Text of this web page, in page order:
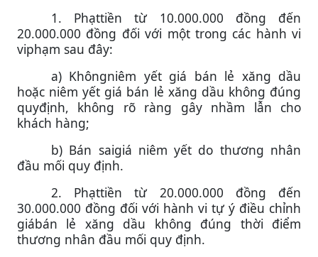
1. Phạttiền từ 10.000.000 đồng đến
20.000.000 đồng đối với một trong các hành vi
viphạm sau đây:
a) Khôngniêm yết giá bán lẻ xăng dầu
hoặc niêm yết giá bán lẻ xăng dầu không đúng
quyđịnh, không rõ ràng gây nhầm lẫn cho
khách hàng;
b) Bán saigiá niêm yết do thương nhân
đầu mối quy định.
2. Phạttiền từ 20.000.000 đồng đến
30.000.000 đồng đối với hành vi tự ý điều chỉnh
giábán lẻ xăng dầu không đúng thời điểm
thương nhân đầu mối quy định.